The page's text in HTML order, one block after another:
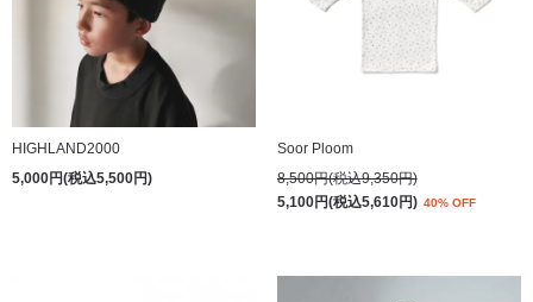
HIGHLAND2000
5,000円(税込5,500円)
Soor Ploom
8,500円(税込9,350円)
5,100円(税込5,610円) 40% OFF